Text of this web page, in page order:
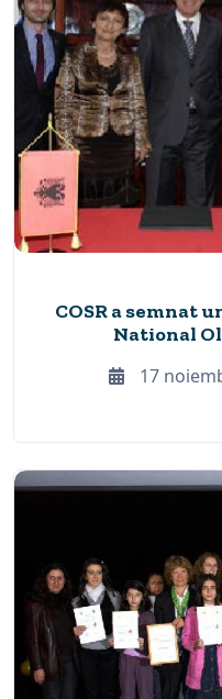
COSR a semnat
National
17